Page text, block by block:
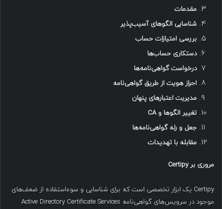
مقدمات
شناسایی الگوهای آسیب‌پذیر
بررسی امتیازات حساب
دستکاری حساب‌ها
درخواست گواهی‌نامه‌ها
احراز هویت از طریق گواهی‌نامه
مدیریت اعتبارهای پنهان
تغییر الگوها و CA
جعل و رله گواهی‌نامه‌ها
مقابله با تهدیدات
مروری برCertipy
Certipy یک ابزار تخصصی است که برای شناسایی و سوءاستفاده از ضعف‌های
موجود در سرویس‌های گواهی‌نامه Active Directory Certificate Services